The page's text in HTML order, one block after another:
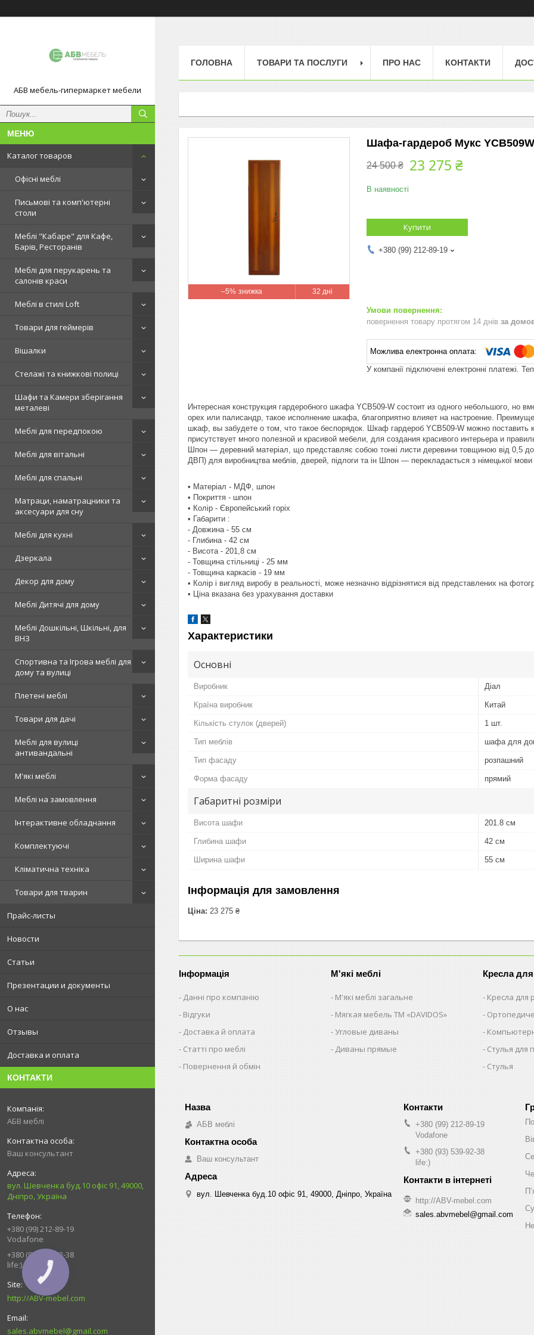
АБВ мебель-гипермаркет мебели
Каталог товаров
Офісні меблі
Письмові та комп'ютерні
столи
Меблі "Кабаре" для Кафе,
Барів, Ресторанів
Меблі для перукарень та
салонів краси
Меблі в стилі Loft
Товари для геймерів
Вішалки
Стелажі та книжкові полиці
Шафи та Камери зберігання
металеві
Меблі для передпокою
Меблі для вітальні
Меблі для спальні
Матраци, наматрацники та
аксесуари для сну
Меблі для кухні
Дзеркала
Декор для дому
Меблі Дитячі для дому
Меблі Дошкільні, Шкільні, для
ВНЗ
Спортивна та Ігрова меблі для
дому та вулиці
Плетені меблі
Товари для дачі
Меблі для вулиці
антивандальні
М'які меблі
Меблі на замовлення
Інтерактивне обладнання
Комплектуючі
Кліматична техніка
Товари для тварин
Прайс-листы
Новости
Статьи
Презентации и документы
О нас
Отзывы
Доставка и оплата
КОНТАКТИ
АБВ меблі
Ваш консультант
вул. Шевченка буд.10 офіс 91, 49000,
Дніпро, Україна
+380 (99) 212-89-19
Vodafone
+380 (93) 539-92-38
life:)
http://ABV-mebel.com
sales.abvmebel@gmail.com
ГОЛОВНА ТОВАРИ ТА ПОСЛУГИ ПРО НАС КОНТАКТИ
–5% 32 дні
Шафа-гардероб Мукс
24 500 ₴ 23 275 ₴
В наявності
Купити
+380 (99) 212-89-19
повернення товару протягом 14 днів за
У компанії підключені електронні платежі.
Интересная конструкция гардеробного шкафа YCB509-W состоит из одного небольшого, но
орех или палисандр, такое исполнение шкафа, благоприятно влияет на настроение.
шкаф, вы забудете о том, что такое беспорядок. Шкаф гардероб YCB509-W можно
присутствует много полезной и красивой мебели, для создания красивого интерьера и
Шпон — деревний матеріал, що представляє собою тонкі листи деревини товщиною від 0,5
ДВП) для виробництва меблів, дверей, підлоги та ін Шпон — перекладається з німецької мови
• Матеріал - МДФ, шпон
• Покриття - шпон
• Колір - Європейський горіх
• Габарити :
- Довжина - 55 см
- Глибина - 42 см
- Висота - 201,8 см
- Товщина стільниці - 25 мм
- Товщина каркасів - 19 мм
• Колір і вигляд виробу в реальності, може незначно відрізнятися від представлених на
• Ціна вказана без урахування доставки
Характеристики
Основні
Виробник Діал
Країна виробник Китай
Кількість стулок (дверей) 1 шт.
Тип меблів шафа для
Тип фасаду розпашний
Форма фасаду прямий
Габаритні розміри
Висота шафи 201.8 см
Глибина шафи 42 см
Ширина шафи 55 см
Інформація для замовлення
Ціна: 23 275 ₴
Інформація
Данні про компанію
Відгуки
Доставка й оплата
Статті про меблі
Повернення й обмін
М'які меблі
М'які меблі загальне
Мягкая мебель ТМ «DAVIDOS»
Угловые диваны
Диваны прямые
Кресла
Кресла для
Стулья для
Стулья
АБВ меблі
Ваш консультант
вул. Шевченка буд.10 офіс 91, 49000, Дніпро, Україна
+380 (99) 212-89-19
Vodafone
+380 (93) 539-92-38
life:)
http://ABV-mebel.com
sales.abvmebel@gmail.com
КНОПКА
ЗВ'ЯЗКУ